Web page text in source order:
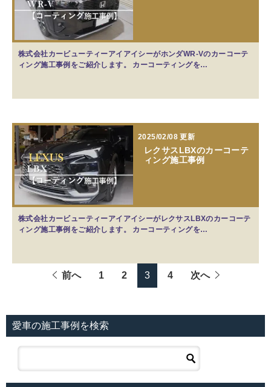
株式会社カービューティーアイアイシーがホンダWR-Vのカーコーテ
ィング施工事例をご紹介します。 カーコーティングを…
2025/02/08 更新
レクサスLBXのカーコーテ
ィング施工事例
株式会社カービューティーアイアイシーがレクサスLBXのカーコーテ
ィング施工事例をご紹介します。 カーコーティングを…
前へ 1 2 3 4 次へ
愛車の施工事例を検索